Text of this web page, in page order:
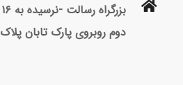
دوم روبروی پارک تابان پلاک ۱۰۰۵